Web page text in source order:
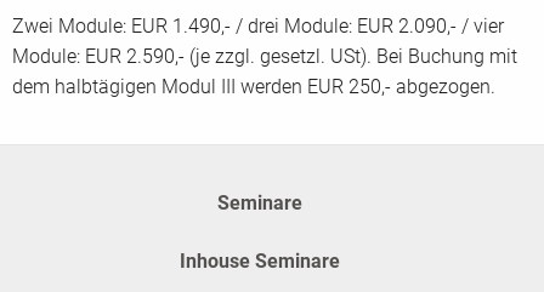
Zwei Module: EUR 1.490,- / drei Module: EUR 2.090,- / vier
Module: EUR 2.590,- (je zzgl. gesetzl. USt). Bei Buchung mit
dem halbtägigen Modul III werden EUR 250,- abgezogen.
Seminare
Inhouse Seminare